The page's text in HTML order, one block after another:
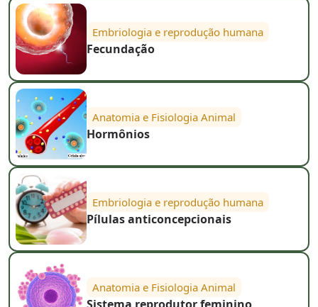
Embriologia e reprodução humana
Fecundação
Anatomia e Fisiologia Animal
Hormônios
Embriologia e reprodução humana
Pílulas anticoncepcionais
Anatomia e Fisiologia Animal